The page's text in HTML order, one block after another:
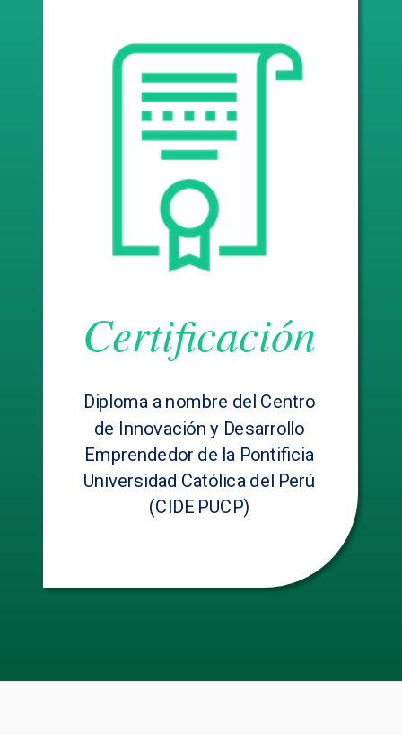
Certificación
Diploma a nombre del Centro
de Innovación y Desarrollo
Emprendedor de la Pontificia
Universidad Católica del Perú
(CIDE PUCP)